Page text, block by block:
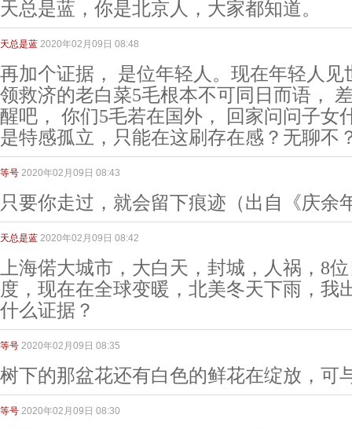
天总是蓝，你是北京人，大家都知道。
天总是蓝 2020年02月09日 08:48
再加个证据， 是位年轻人。现在年轻人见
领救济的老白菜5毛根本不可同日而语，
醒吧， 你们5毛若在国外， 回家问问子女
是特感孤立，只能在这刷存在感？无聊不
等号 2020年02月09日 08:43
只要你走过，就会留下痕迹（出自《庆余
天总是蓝 2020年02月09日 08:42
上海偌大城市，大白天，封城，人祸，8
度，现在在全球变暖，北美冬天下雨，我
什么证据？
等号 2020年02月09日 08:35
树下的那盆花还有白色的鲜花在绽放，可
等号 2020年02月09日 08:30